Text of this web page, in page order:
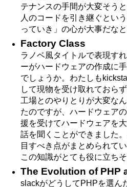
テナンスの手間が大変そう
人のコードを引き継ぐとい
っていき」の心が大事だなと
Factory Class
ラノベ風タイトルで表現す
ーがハードウェアの作成に
でしょうか。わたしも
して現物を受け取れておら
工場とのやりとりが大変な
たのですが、ハードウェア
援を受けてハードウェアを
話を聞くことができました
目すべき点がまとめられて
この知識がとても役に立ち
The Evolution of PHP
slackがどうしてPHPを選ん